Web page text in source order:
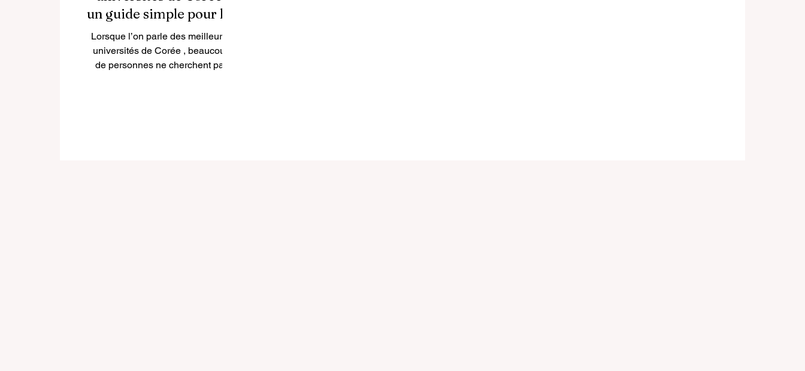
un guide simple pour les
étudiants et les familles
Lorsque l’on parle des meilleures
universités de Corée , beaucoup
de personnes ne cherchent pas